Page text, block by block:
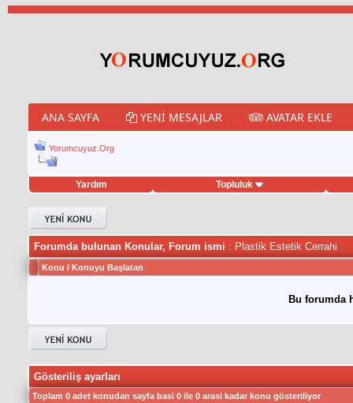
ANA SAYFA YENI MESAJLAR AVATAR EKLE
Yorumcuyuz.Org
Yardım Topluluk
hilesi
Forumda bulunan Konular, Forum ismi : Plastik Estetik Cerrahi
Konu / Konuyu Başlatan
Bu forumda
Gösteriliş ayarları
Toplam 0 adet konudan sayfa basi 0 ile 0 arasi kadar konu gösteriliyor